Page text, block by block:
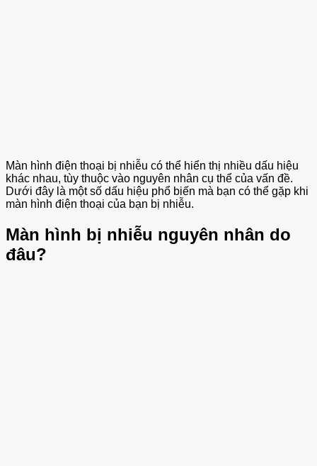
Màn hình điện thoại bị nhiễu có thể hiển thị nhiều dấu hiệu
khác nhau, tùy thuộc vào nguyên nhân cụ thể của vấn đề.
Dưới đây là một số dấu hiệu phổ biến mà bạn có thể gặp khi
màn hình điện thoại của bạn bị nhiễu.
Màn hình bị nhiễu nguyên nhân do
đâu?